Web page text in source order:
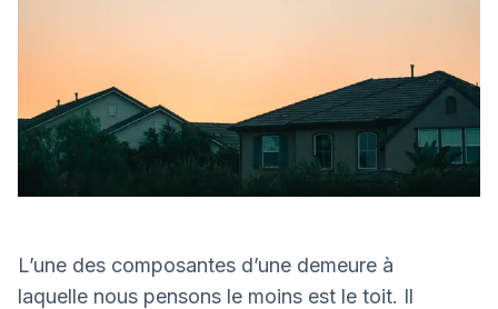
L’une des composantes d’une demeure à
laquelle nous pensons le moins est le toit. Il